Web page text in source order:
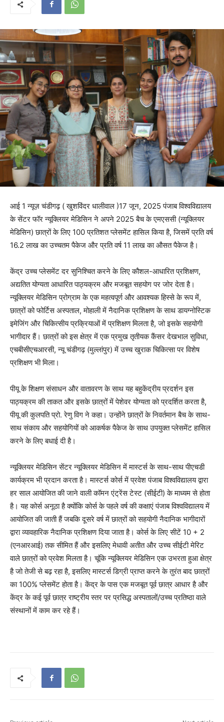
आई 1 न्यूज़ चंडीगढ़ ( खुशविंदर धालीवाल )17 जून, 2025 पंजाब विश्वविद्यालय
के सेंटर फॉर न्यूक्लियर मेडिसिन ने अपने 2025 बैच के एमएससी (न्यूक्लियर
मेडिसिन) छात्रों के लिए 100 प्रतिशत प्लेसमेंट हासिल किया है, जिसमें प्रति वर्ष
16.2 लाख का उच्चतम पैकेज और प्रति वर्ष 11 लाख का औसत पैकेज है।
केंद्र उच्च प्लेसमेंट दर सुनिश्चित करने के लिए कौशल-आधारित प्रशिक्षण,
अद्यतित योग्यता आधारित पाठ्यक्रम और मजबूत सहयोग पर जोर देता है।
न्यूक्लियर मेडिसिन प्रोग्राम के एक महत्वपूर्ण और आवश्यक हिस्से के रूप में,
छात्रों को फोर्टिस अस्पताल, मोहाली में नैदानिक ​​​​प्रशिक्षण के साथ डायग्नोस्टिक
इमेजिंग और चिकित्सीय प्रक्रियाओं में प्रशिक्षण मिलता है, जो इसके सहयोगी
भागीदार हैं। छात्रों को इस क्षेत्र में एक प्रमुख तृतीयक कैंसर देखभाल सुविधा,
एचबीसीएचआरसी, न्यू चंडीगढ़ (मुल्लांपुर) में उच्च खुराक चिकित्सा पर विशेष
प्रशिक्षण भी मिला।
पीयू के शिक्षण संसाधन और वातावरण के साथ यह बहुकेंद्रीय प्रदर्शन इस
पाठ्यक्रम की ताकत और इसके छात्रों में पेशेवर योग्यता को प्रदर्शित करता है,
पीयू की कुलपति प्रो. रेणु विग ने कहा। उन्होंने छात्रों के निवर्तमान बैच के साथ-
साथ संकाय और सहयोगियों को आकर्षक पैकेज के साथ उपयुक्त प्लेसमेंट हासिल
करने के लिए बधाई दी है।
न्यूक्लियर मेडिसिन सेंटर न्यूक्लियर मेडिसिन में मास्टर्स के साथ-साथ पीएचडी
कार्यक्रम भी प्रदान करता है। मास्टर्स कोर्स में प्रवेश पंजाब विश्वविद्यालय द्वारा
हर साल आयोजित की जाने वाली कॉमन एंट्रेंस टेस्ट (सीईटी) के माध्यम से होता
है। यह कोर्स अनूठा है क्योंकि कोर्स के पहले वर्ष की कक्षाएं पंजाब विश्वविद्यालय में
आयोजित की जाती हैं जबकि दूसरे वर्ष में छात्रों को सहयोगी नैदानिक ​​भागीदारों
द्वारा व्यावहारिक नैदानिक ​​प्रशिक्षण दिया जाता है। कोर्स के लिए सीटें 10 + 2
(एनआरआई) तक सीमित हैं और इसलिए मेधावी अतीत और उच्च सीईटी मेरिट
वाले छात्रों को प्रवेश मिलता है। चूंकि न्यूक्लियर मेडिसिन एक उभरता हुआ क्षेत्र
है जो तेजी से बढ़ रहा है, इसलिए मास्टर्स डिग्री प्राप्त करने के तुरंत बाद छात्रों
का 100% प्लेसमेंट होता है। केंद्र के पास एक मजबूत पूर्व छात्र आधार है और
केंद्र के कई पूर्व छात्र राष्ट्रीय स्तर पर प्रसिद्ध अस्पतालों/उच्च प्रतिष्ठा वाले
संस्थानों में काम कर रहे हैं।